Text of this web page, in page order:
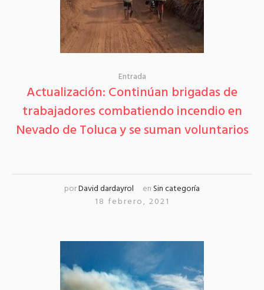
Entrada
Actualización: Continúan brigadas de
trabajadores combatiendo incendio en
Nevado de Toluca y se suman voluntarios
porDavid dardayrol en Sin categoría
18 febrero, 2021